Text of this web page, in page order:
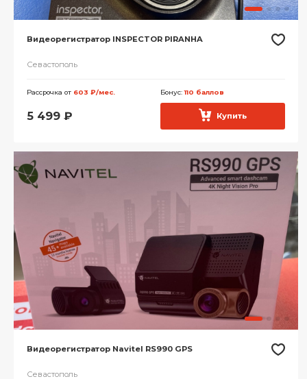
Видеорегистратор INSPECTOR PIRANHA
Севастополь
Рассрочка от 603 ₽/мес. Бонус:110 баллов
5 499 ₽ Купить
Видеорегистратор Navitel RS990 GPS
Севастополь